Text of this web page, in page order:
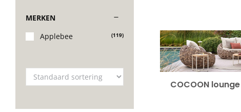
COCOON lounge
MERKEN
Applebee
(119)